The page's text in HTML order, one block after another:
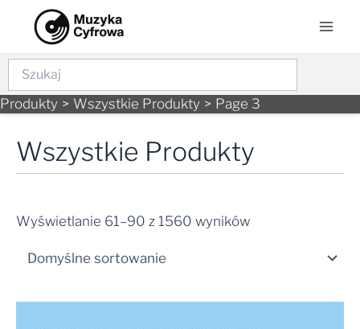
content
Szukaj
Produkty Wszystkie Produkty Page 3
Wszystkie Produkty
Wyświetlanie 61–90 z 1560 wyników